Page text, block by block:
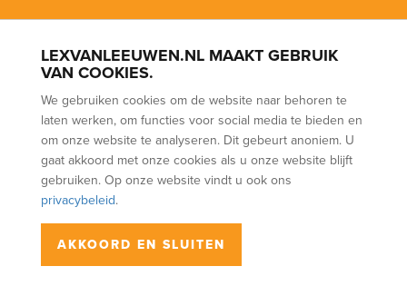
LEXVANLEEUWEN.NL MAAKT GEBRUIK
VAN COOKIES.
We gebruiken cookies om de website naar behoren te
laten werken, om functies voor social media te bieden en
om onze website te analyseren. Dit gebeurt anoniem. U
gaat akkoord met onze cookies als u onze website blijft
gebruiken. Op onze website vindt u ook ons
privacybeleid.
AKKOORD EN SLUITEN
BLOEMENBUURT BOHEMEN BOMENBUURT
KIJKDUIN
LOOSDUINEN
SCHEVENINGEN
WALDECK
SALE RENTAL (NWWI) ASSESSMENT
FREE
EVALUATION
PARTNERS
Lex van Leeuwen Makelaars BV | Vlierboomstraat 670, 2564 JR Den
Haag |070 – 448 1000|info@lexvanleeuwen.nl